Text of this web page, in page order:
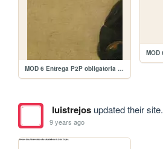
MOD 6 Entrega P2P obligatoria Entrega/puzzle/rafael_1.jpg
luistrejosupdated their site.
9 years ago